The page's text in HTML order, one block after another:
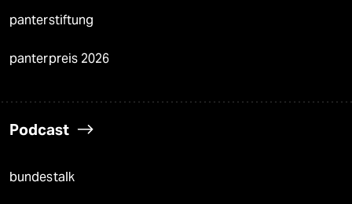
panterstiftung
panterpreis 2026
Podcast
bundestalk